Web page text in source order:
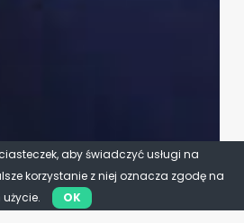
aby świadczyć usługi na
korzystanie z niej oznacza zgodę na
OK